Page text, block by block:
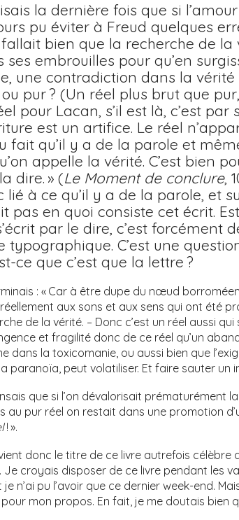
la dernière fois que si
pu éviter à Freud quelques
fallait bien que la recherche de la
ses embrouilles pour qu’en
une contradiction dans la vérité
pur ? (Un réel plus brut que
pour Lacan, s’il est là, c’est par
est un artifice. Le réel
fait qu’il y a de la parole et
appelle la vérité. C’est bien
dire. » (Le Moment de conclure,
lié à ce qu’il y a de la parole, et
pas en quoi consiste cet écrit.
par le dire, c’est forcément
typographique. C’est une
ce que c’est que la lettre ?
: « Car à être dupe du nœud
aux sons et aux sens qui ont été
de la vérité. – Donc c’est un réel aussi
et fragilité donc de ce réel qu’un
dans la toxicomanie, ou aussi bien que
paranoïa, peut volatiliser. Et faire sauter un
que si l’on dévalorisait prématurément
au pur réel on restait dans une promotion
! ».
donc le titre de ce livre autrefois célèbre
Je croyais disposer de ce livre pendant les
je n’ai pu l’avoir que ce dernier week-end.
mon propos. En fait, je me doutais bien